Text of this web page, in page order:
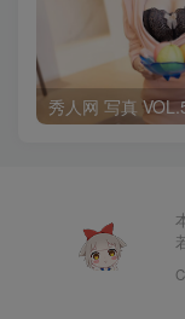
秀人网 写真